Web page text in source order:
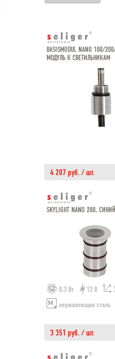
BASISMODUL NANO 100/
МОДУЛЬ К СВЕТИЛЬНИКАМ
4 207 руб. / шт.
SKYLIGHT NANO 200, СИНИЙ
0,3 Вт 12 В
нержавеющая сталь
3 351 руб. / шт.